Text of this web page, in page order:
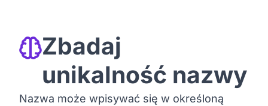
Zbadaj
unikalność nazwy
Nazwa może wpisywać się w określoną